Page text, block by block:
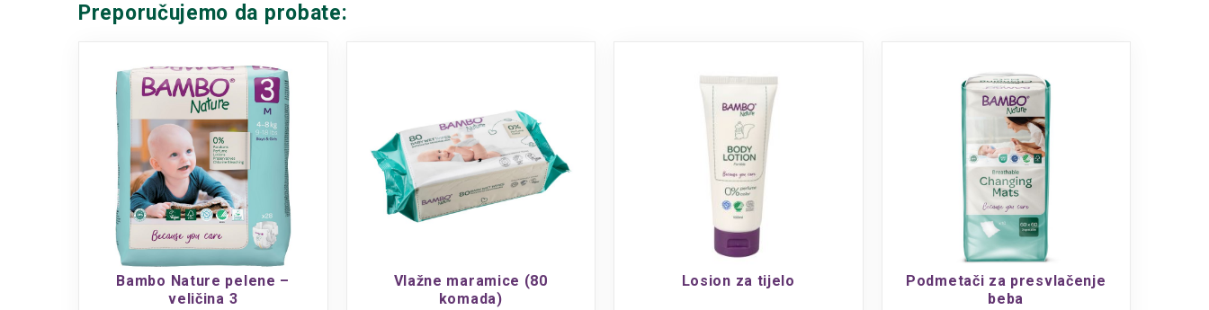
Preporučujemo da probate:
Bambo Nature pelene –
veličina 3
Vlažne maramice (80
komada)
Losion za tijelo
Podmetači za presvlačenje
beba